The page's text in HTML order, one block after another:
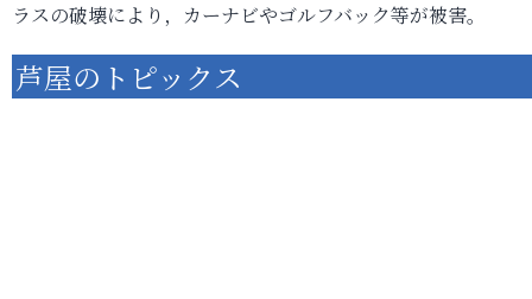
ラスの破壊により，カーナビやゴルフバック等が被害。
芦屋のトピックス